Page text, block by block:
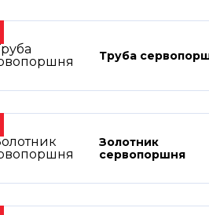
Труба
Золотник
сервопоршня